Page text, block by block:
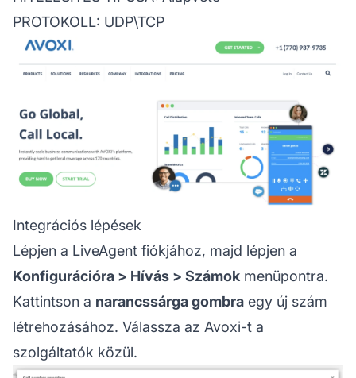
PROTOKOLL: UDP\TCP
Integrációs lépések
Lépjen a LiveAgent fiókjához, majd lépjen a
Konfigurációra > Hívás > Számok menüpontra.
Kattintson a narancssárga gombra egy új szám
létrehozásához. Válassza az Avoxi-t a
szolgáltatók közül.